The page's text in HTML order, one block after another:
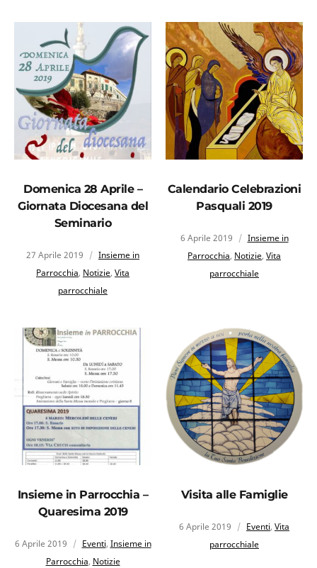
Domenica 28 Aprile –
Giornata Diocesana del
Seminario
27 Aprile 2019
Insieme in
Parrocchia, Notizie, Vita
parrocchiale
Calendario Celebrazioni
Pasquali 2019
6 Aprile 2019
Insieme in
Parrocchia, Notizie, Vita
parrocchiale
Insieme in Parrocchia –
Quaresima 2019
6 Aprile 2019 Eventi, Insieme in
Parrocchia, Notizie
Visita alle Famiglie
6 Aprile 2019 Eventi, Vita
parrocchiale